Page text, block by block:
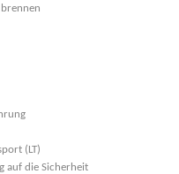
(LT)
auf die Sicherheit